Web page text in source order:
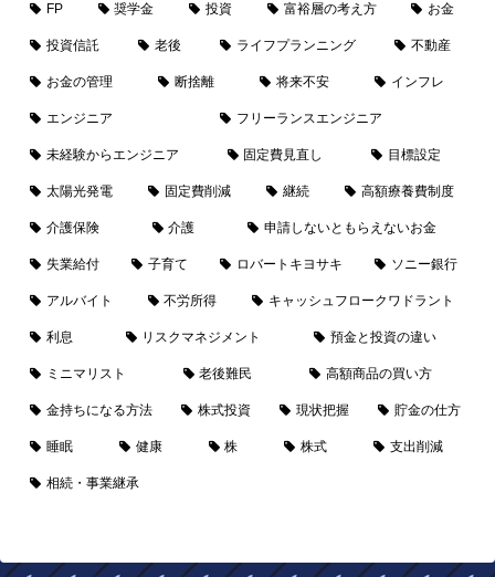
FP 奨学金 投資 富裕層の考え方 お金
投資信託 老後 ライフプランニング 不動産
お金の管理 断捨離 将来不安 インフレ
エンジニア フリーランスエンジニア
未経験からエンジニア 固定費見直し 目標設定
太陽光発電 固定費削減 継続 高額療養費制度
介護保険 介護 申請しないともらえないお金
失業給付 子育て ロバートキヨサキ ソニー銀行
アルバイト 不労所得 キャッシュフロークワドラント
利息 リスクマネジメント 預金と投資の違い
ミニマリスト 老後難民 高額商品の買い方
金持ちになる方法 株式投資 現状把握 貯金の仕方
睡眠 健康 株 株式 支出削減
相続・事業継承